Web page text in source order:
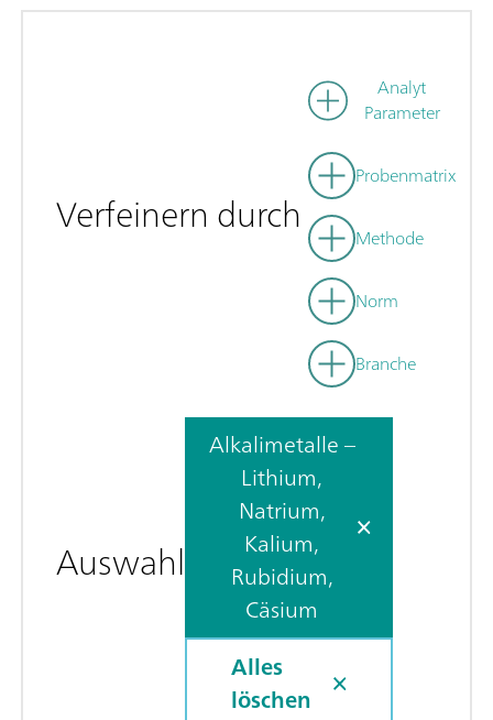
Verfeinern durch
Analyt
Parameter
Probenmatrix
Methode
Norm
Branche
Auswahl
Alkalimetalle –
Lithium,
Natrium,
Kalium,
Rubidium,
Cäsium
Alles
löschen